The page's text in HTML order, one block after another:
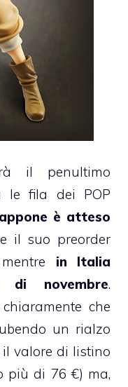
il penultimo
le fila dei POP
è atteso
il suo preorder
in Italia
di novembre.
che
un rialzo
valore di listino
più di 76 €) ma,